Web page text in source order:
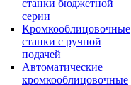
станки бюджетной
серии
Кромкооблицовочные
станки с ручной
подачей
Автоматические
кромкооблицовочные